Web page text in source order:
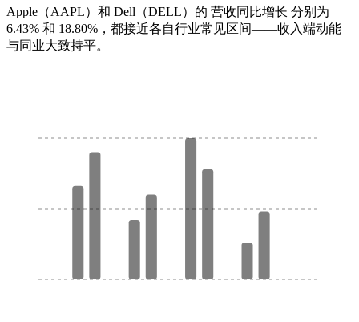
Apple（AAPL）和 Dell（DELL）的 营收同比增长 分别为
6.43% 和 18.80%，都接近各自行业常见区间——收入端动能
与同业大致持平。